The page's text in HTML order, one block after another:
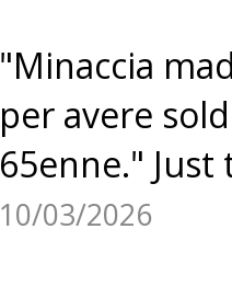
"Minaccia
per avere
65enne." Just
10/03/2026